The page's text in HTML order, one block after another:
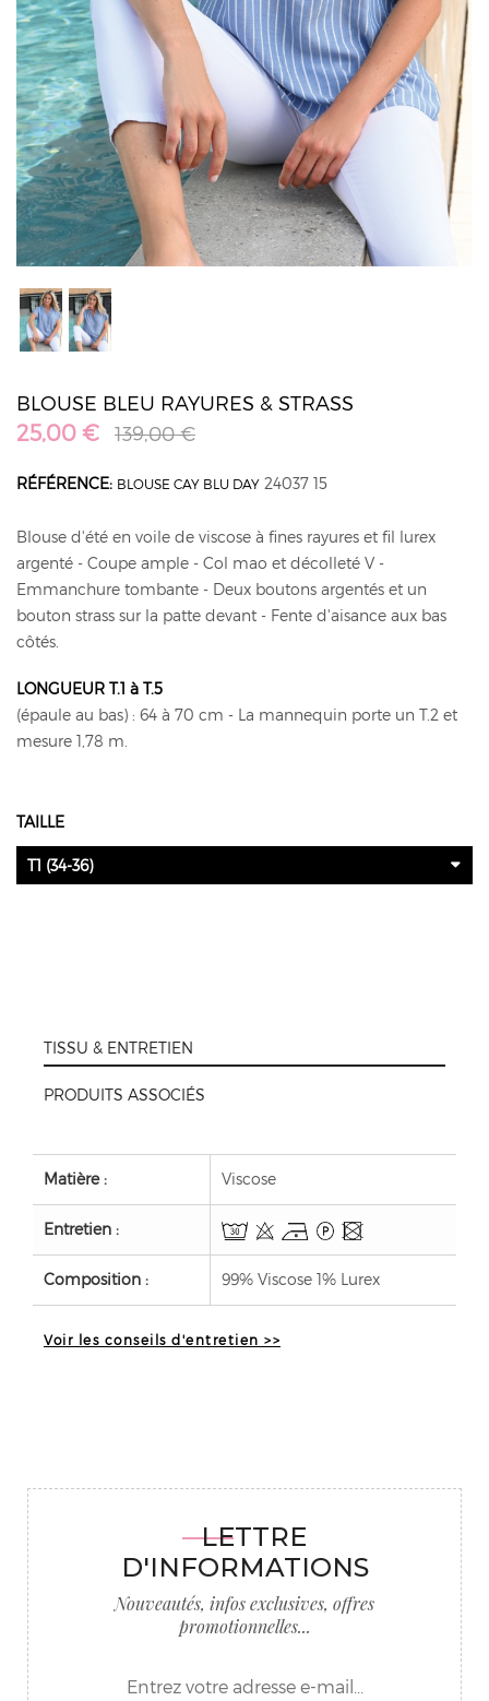
BLOUSE BLEU RAYURES & STRASS
25,00 € 139,00 €
RÉFÉRENCE: BLOUSE CAY BLU DAY 24037 15
Blouse d'été en voile de viscose à fines rayures et fil lurex
argenté - Coupe ample - Col mao et décolleté V -
Emmanchure tombante - Deux boutons argentés et un
bouton strass sur la patte devant - Fente d'aisance aux bas
côtés.
LONGUEUR T.1 à T.5
(épaule au bas) : 64 à 70 cm - La mannequin porte un T.2 et
mesure 1,78 m.
TAILLE
T1 (34-36)
TISSU & ENTRETIEN
PRODUITS ASSOCIÉS
Matière : Viscose
Entretien :
Composition : 99% Viscose 1% Lurex
Voir les conseils d'entretien >>
LETTRE
D'INFORMATIONS
Nouveautés, infos exclusives, offres
promotionnelles...